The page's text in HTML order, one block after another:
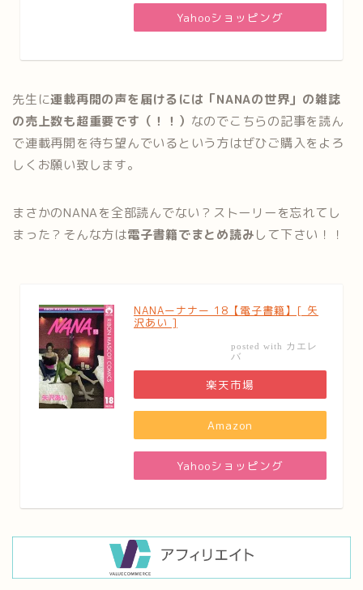
Yahooショッピング
先生に連載再開の声を届けるには「NANAの世界」の雑誌
の売上数も超重要です（！！） なのでこちらの記事を読ん
で連載再開を待ち望んでいるという方はぜひご購入をよろ
しくお願い致します。
まさかのNANAを全部読んでない？ストーリーを忘れてし
まった？そんな方は電子書籍でまとめ読みして下さい！！
NANAーナナー 18【電子書籍】[ 矢
沢あい ]
posted with カエレ
バ
楽天市場
Amazon
Yahooショッピング